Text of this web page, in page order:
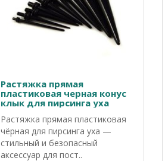
Растяжка прямая
пластиковая черная конус
клык для пирсинга уха
Растяжка прямая пластиковая
чёрная для пирсинга уха —
стильный и безопасный
аксессуар для пост..